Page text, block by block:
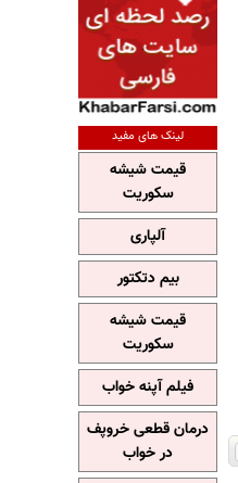
لینک های مفید
قیمت شیشه
سکوریت
آلپاری
بیم دتکتور
قیمت شیشه
سکوریت
فیلم آپنه خواب
درمان قطعی خروپف
در خواب